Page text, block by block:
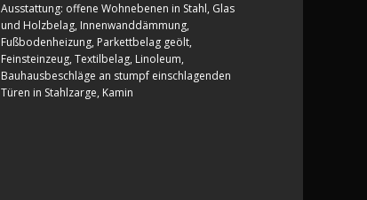
Ausstattung: offene Wohnebenen in Stahl, Glas
und Holzbelag, Innenwanddämmung,
Fußbodenheizung, Parkettbelag geölt,
Feinsteinzeug, Textilbelag, Linoleum,
Bauhausbeschläge an stumpf einschlagenden
Türen in Stahlzarge, Kamin